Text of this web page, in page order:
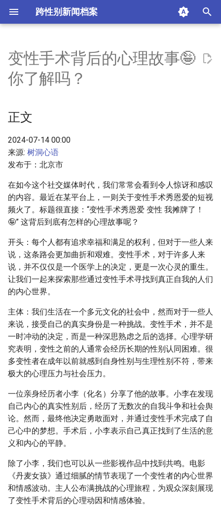
跨性别新闻档案
a
l
i
n
s
e
a
c
h
正文
附加信息 [Processed Page
变性手术背后的心理故事🤪
你了解吗？
正文
2024-07-14 00:00
来源: 树洞心语
发布于：北京市
在如今这个社交媒体时代，我们常常会看到令人惊讶和感叹
的内容。最近在某平台上，一则关于变性手术秀恩爱的短视
频火了。标题很直接：“变性手术秀恩爱 变性 我摊牌了！
🤪” 这背后到底有怎样的心理故事呢？
开头：每个人都有追求幸福和满足的权利，但对于一些人来
说，这条路会更加曲折和艰难。变性手术，对于许多人来
说，并不仅仅是一个医学上的决定，更是一次心灵的重生。
让我们一起来探索那些通过变性手术寻找到真正自我的人们
的内心世界。
主体：我们生活在一个多元文化的社会中，然而对于一些人
来说，接受自己的真实身份是一种挑战。变性手术，并不是
一时冲动的决定，而是一种深思熟虑之后的选择。心理学研
究表明，变性之前的人通常会经历长期的性别认同困难。很
多变性者在成年以前就感到自身性别与生理性别不符，带来
极大的心理压力与社会压力。
一位亲身经历者小李（化名）分享了他的故事。小李在发现
自己内心的真实性别后，经历了无数次的自我斗争和社会舆
论。然而，最终他决定勇敢面对，并通过变性手术完成了自
己心中的梦想。手术后，小李表示自己真正找到了生活的意
义和内心的平静。
除了小李，我们也可以从一些影视作品中找到共鸣。电影
《丹麦女孩》通过细腻的情节表现了一个变性者的内心世界
和情感波动。主人公布满挑战的心理旅程，为观众深刻展现
了变性手术背后的心理动因和情感体验。